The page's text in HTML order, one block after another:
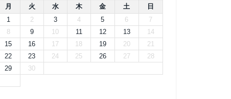
月
火 水 木 金 土
日
1
2 3 4 5 6
7
8
9 10 11 12 13
14
15
16 17 18 19 20
21
22
23 24 25 26 27
28
29
30